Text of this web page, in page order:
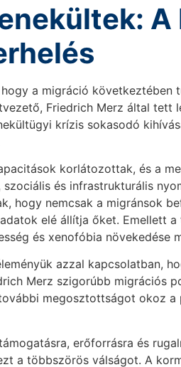
a migráció következtében
Friedrich Merz által tett
krízis sokasodó
korlátozottak, és a
és infrastrukturális
hogy nemcsak a migránsok
elé állítja őket. Emellett a
és xenofóbia növekedése
azzal kapcsolatban,
Merz szigorúbb migrációs
megosztottságot okoz a
erőforrásra és
a többszörös válságot. A